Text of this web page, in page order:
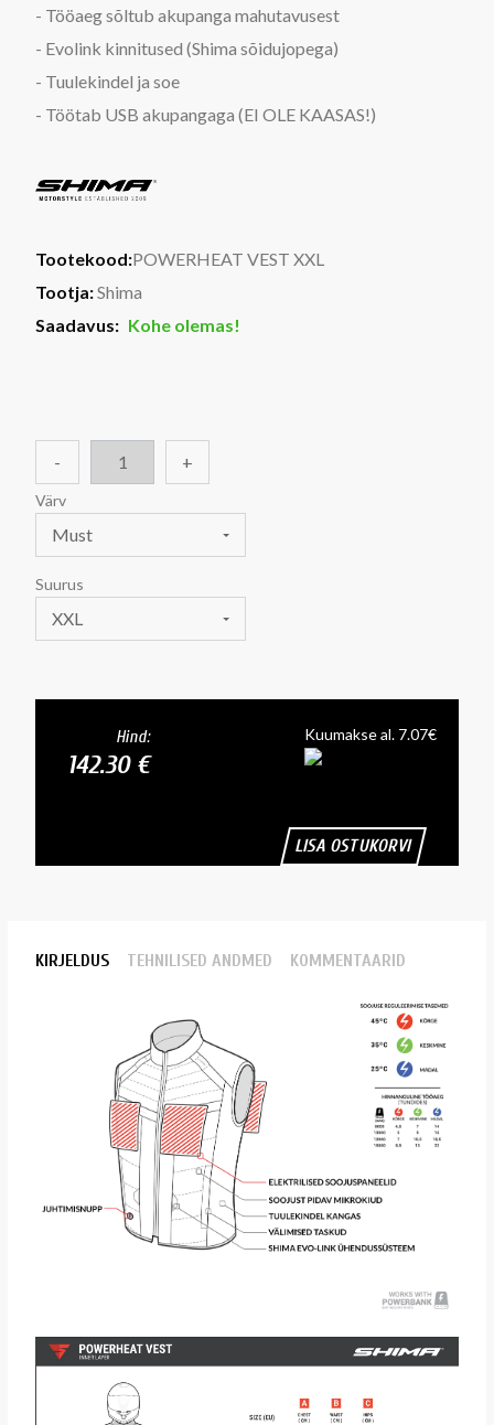
- Tööaeg sõltub akupanga mahutavusest
- Evolink kinnitused (Shima sõidujopega)
- Tuulekindel ja soe
- Töötab USB akupangaga (EI OLE KAASAS!)
Tootekood:POWERHEAT VEST XXL
Tootja:Shima
Saadavus: Kohe olemas!
- +
Värv
Must
Suurus
XXL
Hind:
142.30 €
Kuumakse al. 7.07€
LISA OSTUKORVI
KIRJELDUS TEHNILISED ANDMED KOMMENTAARID